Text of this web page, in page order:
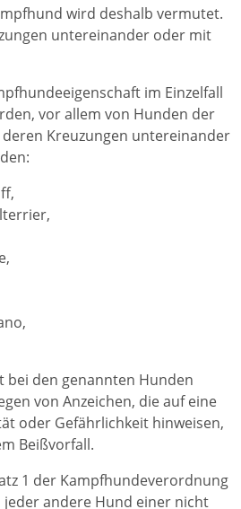
wird deshalb vermutet.
untereinander oder mit
im Einzelfall
vor allem von Hunden der
Kreuzungen untereinander
bei den genannten Hunden
von Anzeichen, die auf eine
oder Gefährlichkeit hinweisen,
Beißvorfall.
1 der Kampfhundeverordnung
jeder andere Hund einer nicht